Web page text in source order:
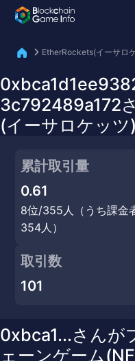
EtherRockets(イーサロ
3c792489a172
(イーサロケッツ
累計取引量
0.61
8位/355人（うち課金
354人）
取引数
101
0xbca1...さんが
ェーンゲーム